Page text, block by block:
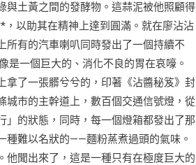
與土黃之間的發酵物。這蒜泥被他照顧得
以助其在精神上達到圓滿。就在廖沾沾
所有的汽車喇叭同時發出了一個持續不
一個巨大的、消化不良的胃在哀嚎。
拿了一張髒兮兮的，印著《沾醬秘笈》封
城市的主幹道上，數百個交通信號燈，從
」的狀態，同時，每一個燈箱都發出了那
種難以名狀的——麵粉蒸煮過頭的氣味。
他聞出來了，這是一種只有在極度巨大的